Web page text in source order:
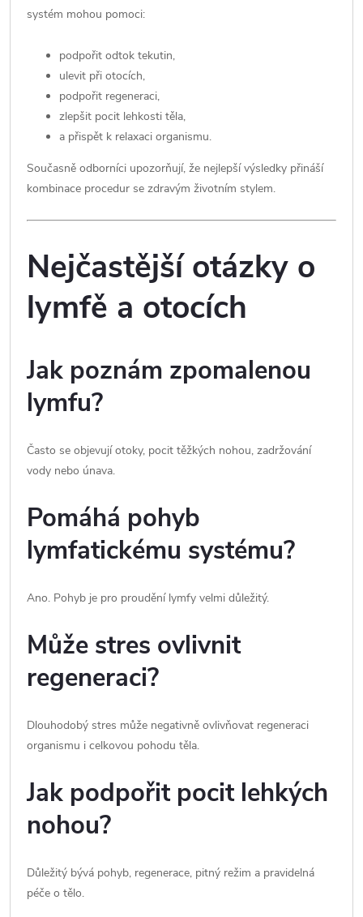
systém mohou pomoci:
podpořit odtok tekutin,
ulevit při otocích,
podpořit regeneraci,
zlepšit pocit lehkosti těla,
a přispět k relaxaci organismu.
Současně odborníci upozorňují, že nejlepší výsledky přináší
kombinace procedur se zdravým životním stylem.
Nejčastější otázky o
lymfě a otocích
Jak poznám zpomalenou
lymfu?
Často se objevují otoky, pocit těžkých nohou, zadržování
vody nebo únava.
Pomáhá pohyb
lymfatickému systému?
Ano. Pohyb je pro proudění lymfy velmi důležitý.
Může stres ovlivnit
regeneraci?
Dlouhodobý stres může negativně ovlivňovat regeneraci
organismu i celkovou pohodu těla.
Jak podpořit pocit lehkých
nohou?
Důležitý bývá pohyb, regenerace, pitný režim a pravidelná
péče o tělo.